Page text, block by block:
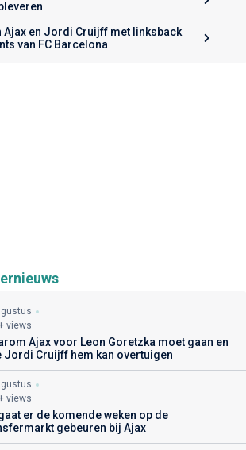
Ajax en Jordi Cruijff met linksback
van FC Barcelona
views
Ajax voor Leon Goretzka moet gaan en
Jordi Cruijff hem kan overtuigen
views
er de komende weken op de
gebeuren bij Ajax